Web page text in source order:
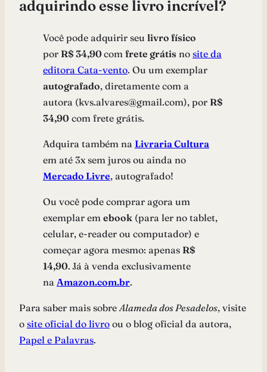
adquirindo esse livro incrível?
Você pode adquirir seu livro físico
por R$ 34,90com frete grátis no site da
editora Cata-vento. Ou um exemplar
autografado, diretamente com a
autora (kvs.alvares@gmail.com), por R$
34,90 com frete grátis.
Adquira também na Livraria Cultura
em até 3x sem juros ou ainda no
Mercado Livre, autografado!
Ou você pode comprar agora um
exemplar em ebook (para ler no tablet,
celular, e-reader ou computador) e
começar agora mesmo: apenas R$
14,90. Já à venda exclusivamente
na Amazon.com.br.
Para saber mais sobreAlameda dos Pesadelos, visite
o site oficial do livro ou o blog oficial da autora,
Papel e Palavras.